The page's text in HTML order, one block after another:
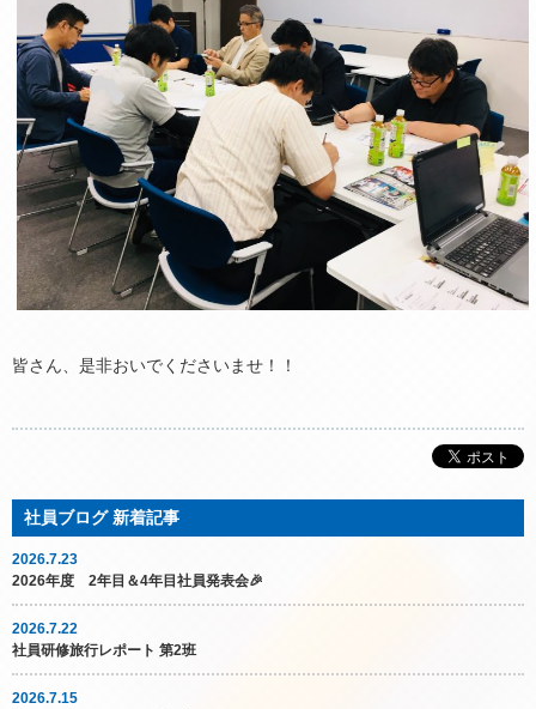
皆さん、是非おいでくださいませ！！
2026.7.23
2026年度 2年目＆4年目社員発表会🎉
2026.7.22
社員研修旅行レポート 第2班
2026.7.15